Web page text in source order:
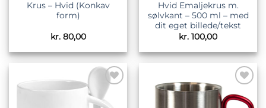
Krus – Hvid (Konkav
form)
kr.80,00
Hvid Emaljekrus m.
sølvkant – 500 ml – med
dit eget billede/tekst
kr. 100,00
Tilføj til
ønskeliste
Tilføj til
ønskeliste